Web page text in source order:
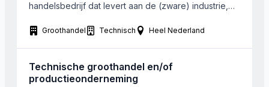
handelsbedrijf dat levert aan de (zware) industrie,
werken ongeveer 5 FTE.
Groothandel Technisch Heel Nederland
Technische groothandel en/of
productieonderneming